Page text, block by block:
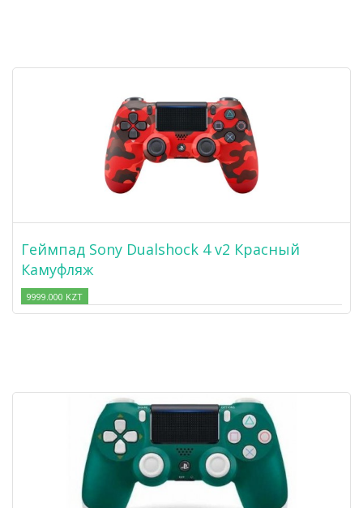
Геймпад Sony Dualshock 4 v2 Красный
Камуфляж
9999.000 KZT